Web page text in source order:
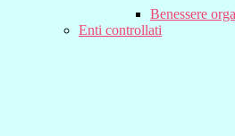
Benessere
Enti controllati